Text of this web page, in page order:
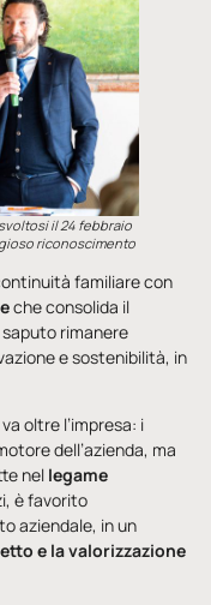
il 24 febbraio
riconoscimento
familiare con
che consolida il
rimanere
e sostenibilità, in
va oltre l’impresa: i
dell’azienda, ma
nel legame
è favorito
aziendale, in un
e la valorizzazione